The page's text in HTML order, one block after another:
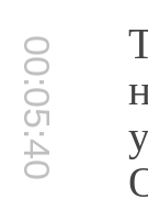
00:05:40